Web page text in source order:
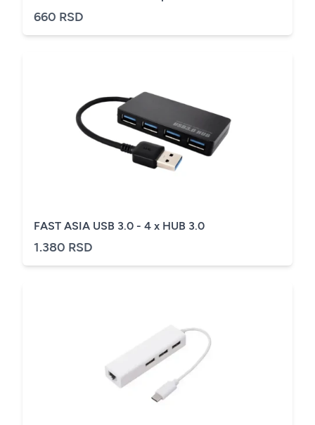
660 RSD
FAST ASIA USB 3.0 - 4 x HUB 3.0
1.380 RSD